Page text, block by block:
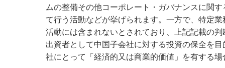
ムの整備その他コーポレート・ガバナンスに関
て行う活動などが挙げられます。一方で、特定
活動には含まれないとされており、上記記載の
出資者として中国子会社に対する投資の保全を
社にとって「経済的又は商業的価値」を有する